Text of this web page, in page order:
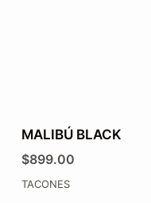
MALIBÚ BLACK
$899.00
TACONES